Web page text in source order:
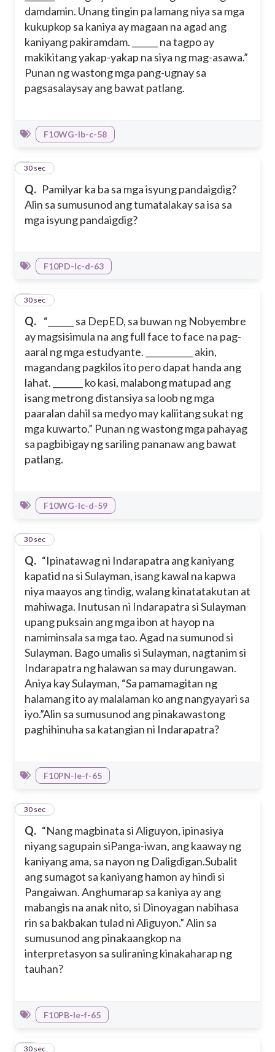
damdamin. Unang tingin pa lamang niya sa mga
kukupkop sa kaniya ay magaan na agad ang
kaniyang pakiramdam. ______ na tagpo ay
makikitang yakap-yakap na siya ng mag-asawa.”
Punan ng wastong mga pang-ugnay sa
pagsasalaysay ang bawat patlang.
F10WG-Ib-c-58
Q. Pamilyar ka ba sa mga isyung pandaigdig?
Alin sa sumusunod ang tumatalakay sa isa sa
mga isyung pandaigdig?
6
30 sec
F10PD-Ic-d-63
Q. “______ sa DepED, sa buwan ng Nobyembre
ay magsisimula na ang full face to face na pag-
aaral ng mga estudyante. ___________ akin,
magandang pagkilos ito pero dapat handa ang
lahat. _______ ko kasi, malabong matupad ang
isang metrong distansiya sa loob ng mga
paaralan dahil sa medyo may kaliitang sukat ng
mga kuwarto.” Punan ng wastong mga pahayag
sa pagbibigay ng sariling pananaw ang bawat
patlang.
7
30 sec
F10WG-Ic-d-59
Q. “Ipinatawag ni Indarapatra ang kaniyang
kapatid na si Sulayman, isang kawal na kapwa
niya maayos ang tindig, walang kinatatakutan at
mahiwaga. Inutusan ni Indarapatra si Sulayman
upang puksain ang mga ibon at hayop na
namiminsala sa mga tao. Agad na sumunod si
Sulayman. Bago umalis si Sulayman, nagtanim si
Indarapatra ng halawan sa may durungawan.
Aniya kay Sulayman, “Sa pamamagitan ng
halamang ito ay malalaman ko ang nangyayari sa
iyo.”Alin sa sumusunod ang pinakawastong
paghihinuha sa katangian ni Indarapatra?
8
30 sec
F10PN-Ie-f-65
Q. “Nang magbinata si Aliguyon, ipinasiya
niyang sagupain siPanga-iwan, ang kaaway ng
kaniyang ama, sa nayon ng Daligdigan.Subalit
ang sumagot sa kaniyang hamon ay hindi si
Pangaiwan. Anghumarap sa kaniya ay ang
mabangis na anak nito, si Dinoyagan nabihasa
rin sa bakbakan tulad ni Aliguyon.” Alin sa
sumusunod ang pinakaangkop na
interpretasyon sa suliraning kinakaharap ng
tauhan?
9
30 sec
F10PB-Ie-f-65
10
30 sec